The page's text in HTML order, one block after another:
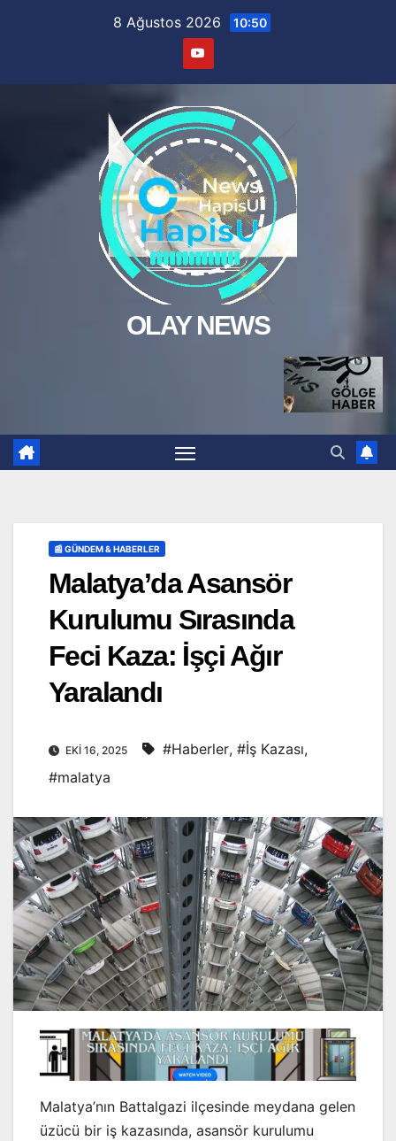
8 Ağustos 2026 10:50
OLAY NEWS
📰 GÜNDEM & HABERLER
Malatya’da Asansör
Kurulumu Sırasında
Feci Kaza: İşçi Ağır
Yaralandı
EKI 16, 2025 #Haberler, #İş Kazası,
#malatya
Malatya’nın Battalgazi ilçesinde meydana gelen
üzücü bir iş kazasında, asansör kurulumu